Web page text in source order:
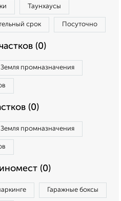
Таунхаусы
срок Посуточно
(0)
Земля промназначения
(0)
Земля промназначения
(0)
Гаражные боксы